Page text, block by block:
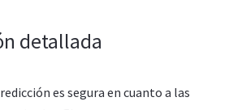
detallada
es segura en cuanto a las